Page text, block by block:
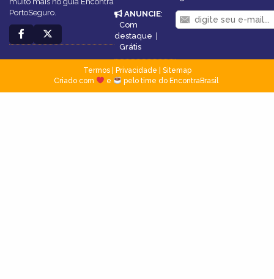
PortoSeguro.
ANUNCIE:
Com
destaque |
Grátis
Termos| Privacidade
Sitemap
Criado com
e pelo time do EncontraBrasil